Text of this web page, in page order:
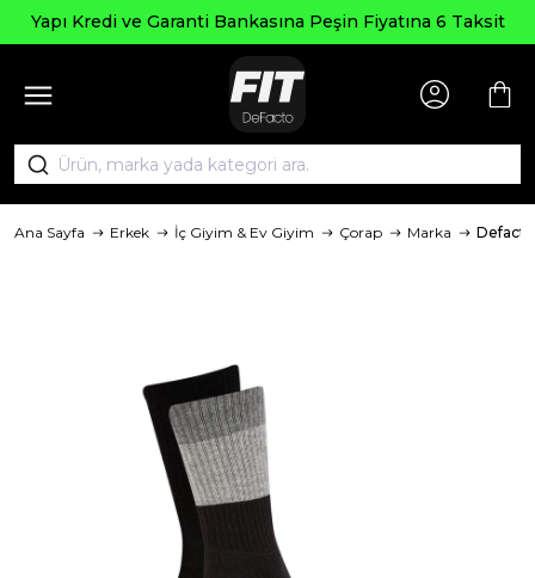
Yapı Kredi ve Garanti Bankasına Peşin Fiyatına 6 Taksit
Ana Sayfa Erkek İç Giyim & Ev Giyim Çorap Marka Defacto